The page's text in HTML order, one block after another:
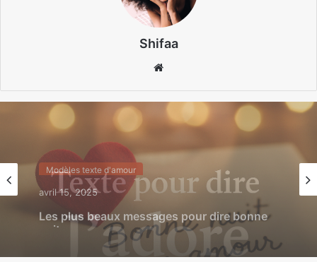
Shifaa
Website
Modèles texte d'amour
avril 5, 2025
Texte pour dire j’adore ton sourire